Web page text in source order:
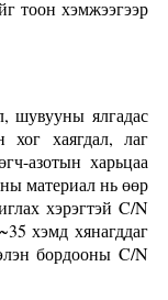
тоон хэмжээгээр
шувууны ялгадас
хог хаягдал, лаг
азотын харьцаа
материал нь өөр
хэрэгтэй C/N
хэмд хянагддаг
бордооны C/N